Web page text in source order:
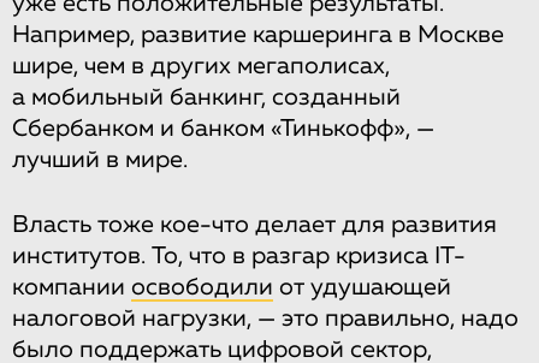
Например, развитие каршеринга в Москве
шире, чем в других мегаполисах,
а мобильный банкинг, созданный
Сбербанком и банком «Тинькофф», —
лучший в мире.
Власть тоже кое-что делает для развития
институтов. То, что в разгар кризиса IT-
компании освободили от удушающей
налоговой нагрузки, — это правильно, надо
было поддержать цифровой сектор,